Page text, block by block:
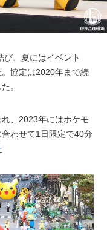
、夏にはイベント
。協定は2020年まで続
。
、2023年にはポケモ
わせて1日限定で40分